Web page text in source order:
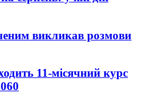
викликав розмови
11-місячний курс